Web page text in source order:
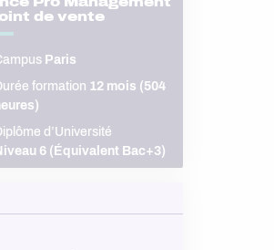
de vente
Paris
formation 12 mois (504
d’Université
6 (Équivalent Bac+3)